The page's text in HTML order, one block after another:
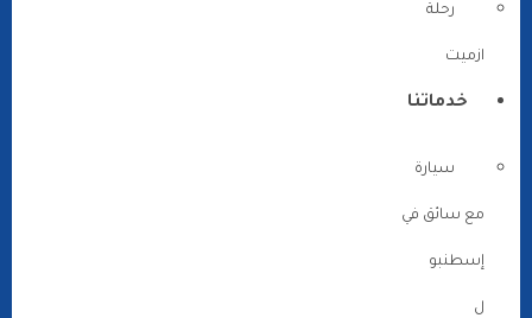
رحلة
ازميت
خدماتنا
سيارة
مع سائق في
إسطنبو
ل